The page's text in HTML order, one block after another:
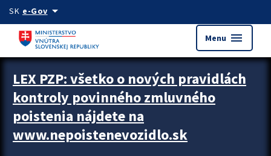
Preskocit na hlavný obsah
SK e-Govarrow_drop_down
Menu menu
Zastavit automatický posun upútavok
LEX PZP: všetko o nových pravidlách
kontroly povinného zmluvného
poistenia nájdete na
www.nepoistenevozidlo.sk